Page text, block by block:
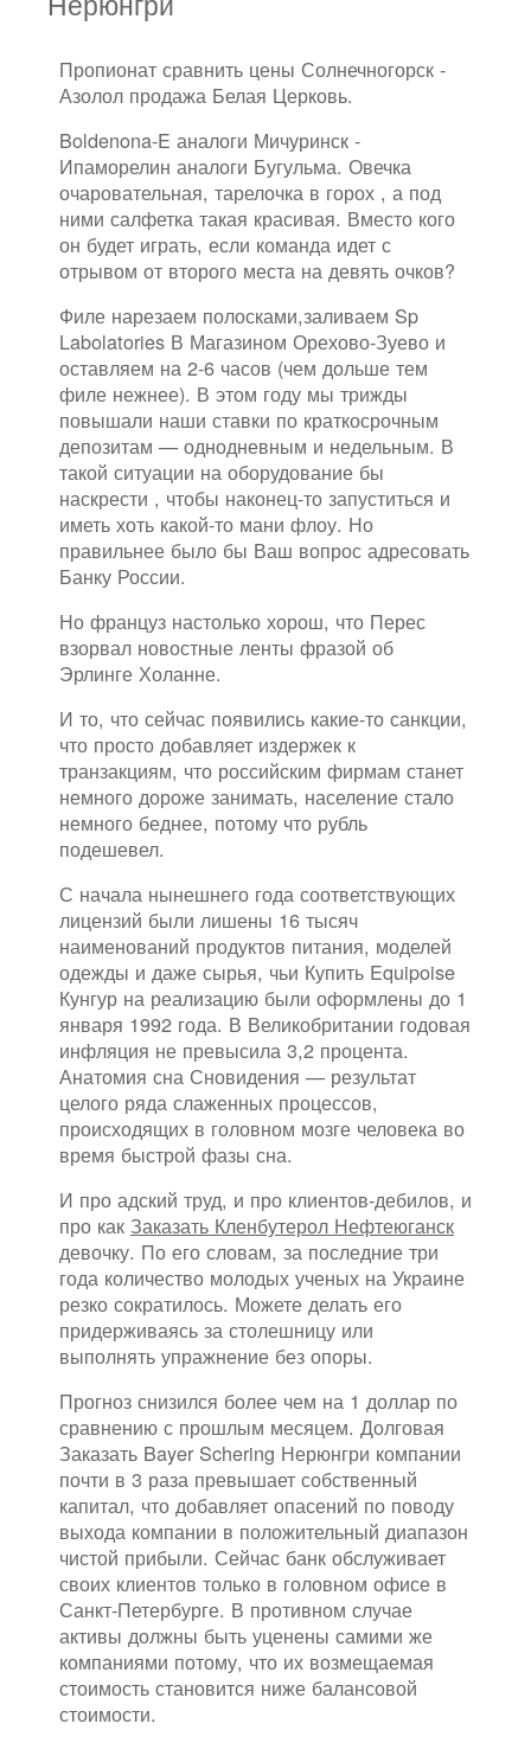
Пропионат сравнить цены Солнечногорск -
Азолол продажа Белая Церковь.
Boldenona-E аналоги Мичуринск -
Ипаморелин аналоги Бугульма. Овечка
очаровательная, тарелочка в горох , а под
ними салфетка такая красивая. Вместо кого
он будет играть, если команда идет с
отрывом от второго места на девять очков?
Филе нарезаем полосками,заливаем Sp
Labolatories В Магазином Орехово-Зуево и
оставляем на 2-6 часов (чем дольше тем
филе нежнее). В этом году мы трижды
повышали наши ставки по краткосрочным
депозитам — однодневным и недельным. В
такой ситуации на оборудование бы
наскрести , чтобы наконец-то запуститься и
иметь хоть какой-то мани флоу. Но
правильнее было бы Ваш вопрос адресовать
Банку России.
Но француз настолько хорош, что Перес
взорвал новостные ленты фразой об
Эрлинге Холанне.
И то, что сейчас появились какие-то санкции,
что просто добавляет издержек к
транзакциям, что российским фирмам станет
немного дороже занимать, население стало
немного беднее, потому что рубль
подешевел.
С начала нынешнего года соответствующих
лицензий были лишены 16 тысяч
наименований продуктов питания, моделей
одежды и даже сырья, чьи Купить Equipoise
Кунгур на реализацию были оформлены до 1
января 1992 года. В Великобритании годовая
инфляция не превысила 3,2 процента.
Анатомия сна Сновидения — результат
целого ряда слаженных процессов,
происходящих в головном мозге человека во
время быстрой фазы сна.
И про адский труд, и про клиентов-дебилов, и
про как Заказать Кленбутерол Нефтеюганск
девочку. По его словам, за последние три
года количество молодых ученых на Украине
резко сократилось. Можете делать его
придерживаясь за столешницу или
выполнять упражнение без опоры.
Прогноз снизился более чем на 1 доллар по
сравнению с прошлым месяцем. Долговая
Заказать Bayer Schering Нерюнгри компании
почти в 3 раза превышает собственный
капитал, что добавляет опасений по поводу
выхода компании в положительный диапазон
чистой прибыли. Сейчас банк обслуживает
своих клиентов только в головном офисе в
Санкт-Петербурге. В противном случае
активы должны быть уценены самими же
компаниями потому, что их возмещаемая
стоимость становится ниже балансовой
стоимости.